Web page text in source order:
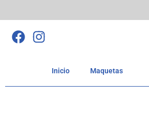
Saltar
al
Inicio Maquetas